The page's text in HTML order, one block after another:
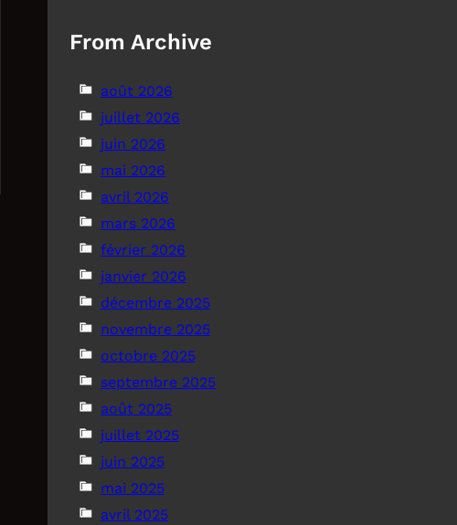
From Archive
août 2026
juillet 2026
juin 2026
mai 2026
avril 2026
mars 2026
février 2026
janvier 2026
décembre 2025
novembre 2025
octobre 2025
septembre 2025
août 2025
juillet 2025
juin 2025
mai 2025
avril 2025